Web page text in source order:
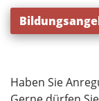
Haben Sie